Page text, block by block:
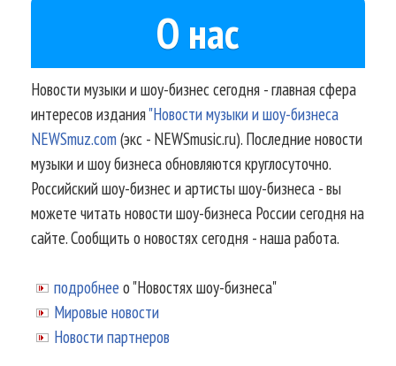
О нас
Новости музыки и шоу-бизнес сегодня - главная сфера
интересов издания"Новости музыки и шоу-бизнеса
NEWSmuz.com(экс - NEWSmusic.ru). Последние новости
музыки и шоу бизнеса обновляются круглосуточно.
Российский шоу-бизнес и артисты шоу-бизнеса - вы
можете читать новости шоу-бизнеса России сегодня на
сайте. Сообщить о новостях сегодня - наша работа.
подробнее о "Новостях шоу-бизнеса"
Мировые новости
Новости партнеров